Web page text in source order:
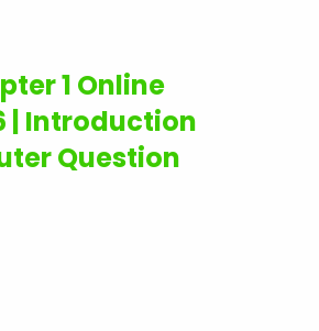
1 Online
| Introduction
Question